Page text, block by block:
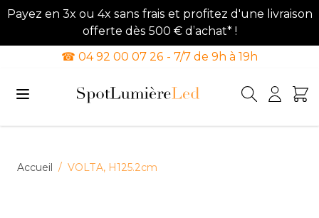
Payez en 3x ou 4x sans frais et profitez d'une livraison
offerte dès 500 € d’achat* !
☎ 04 92 00 07 26 - 7/7 de 9h à 19h
Accueil / VOLTA, H125.2cm